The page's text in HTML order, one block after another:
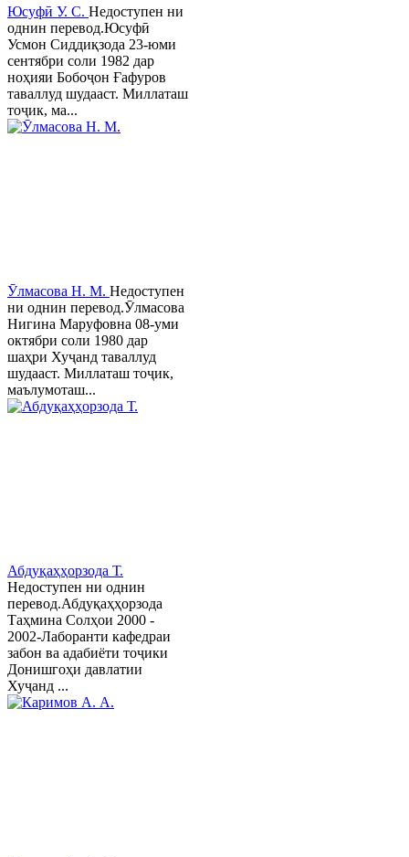
Юсуфӣ У. C. Недоступен ни
однин перевод.Юсуфӣ
Усмон Сиддиқзода 23-юми
сентябри соли 1982 дар
ноҳияи Бобоҷон Ғафуров
таваллуд шудааст. Миллаташ
тоҷик, ма...
Ӯлмасова Н. М. Недоступен
ни однин перевод.Ӯлмасова
Нигина Маруфовна 08-уми
октябри соли 1980 дар
шаҳри Хуҷанд таваллуд
шудааст. Миллаташ тоҷик,
маълумоташ...
Абдуқаҳҳорзода Т.
Недоступен ни однин
перевод.Абдуқаҳҳорзода
Таҳмина Солҳои 2000 -
2002-Лаборанти кафедраи
забон ва адабиёти тоҷики
Донишгоҳи давлатии
Хуҷанд ...